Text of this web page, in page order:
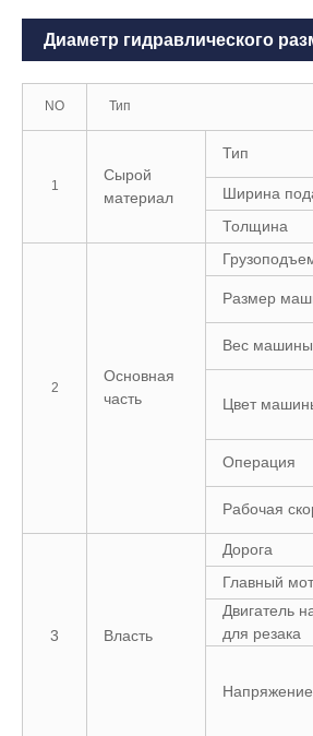
Диаметр гидравлического
NO Тип
1
Сырой
материал
Тип
Ширина
Толщина
2
Основная
часть
Размер
Вес машины
Цвет
Операция
Рабочая
3 Власть
Дорога
Главный
Двигатель
для резака
Напряжение